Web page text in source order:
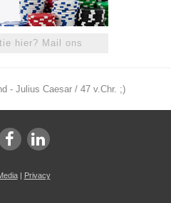
hier? Mail ons
- Julius Caesar / 47 v.Chr. ;)
| Privacy